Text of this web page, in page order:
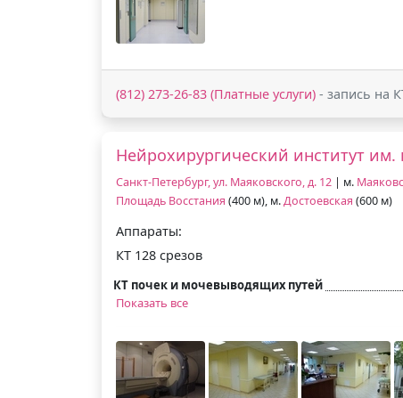
(812) 273-26-83 (Платные услуги) - запись на
Нейрохирургический институт
Санкт-Петербург, ул. Маяковского, д. 12 | м.
Площадь Восстания (400 м), м.Достоевская (600 м)
Аппараты:
КТ 128 срезов
КТ почек и мочевыводящих путей
Показать все